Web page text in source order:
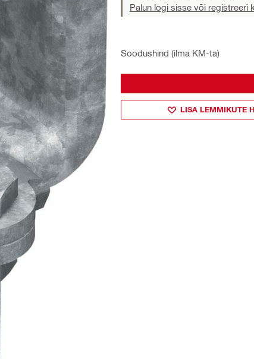
Palun logi sisse või registreeri
Soodushind (ilma KM-ta)
LISA LEMMIKUTE